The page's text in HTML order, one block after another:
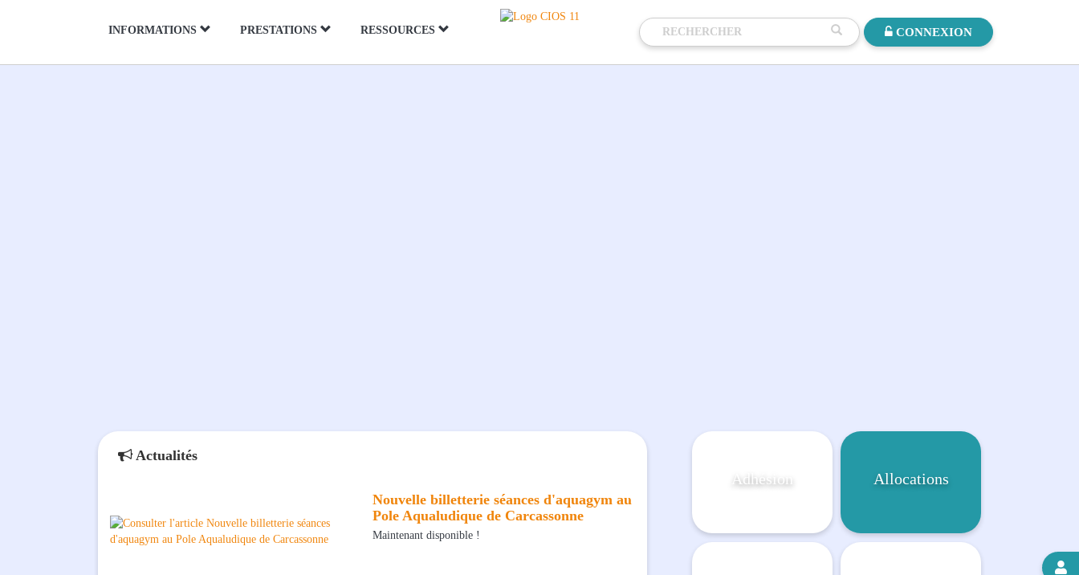
INFORMATIONS PRESTATIONS RESSOURCES CONNEXION
Actualités
Nouvelle billetterie séances d'aquagym au
Pole Aqualudique de Carcassonne
Maintenant disponible !
Adhésion Allocations
